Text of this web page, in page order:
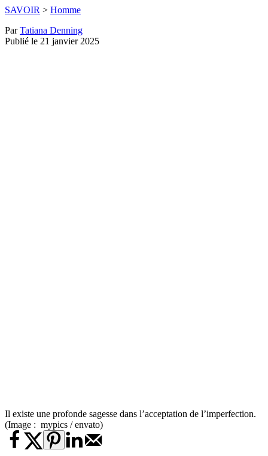
SAVOIR > Homme
ParTatiana Denning
Publié le 21 janvier 2025
Il existe une profonde sagesse dans l’acceptation de l’imperfection.
(Image : mypics / envato)